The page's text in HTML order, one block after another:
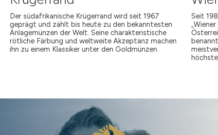
Der südafrikanische Krügerrand wird seit 1967
geprägt und zählt bis heute zu den bekanntesten
Anlagemünzen der Welt. Seine charakteristische
rötliche Färbung und weltweite Akzeptanz machen
ihn zu einem Klassiker unter den Goldmünzen.
Seit